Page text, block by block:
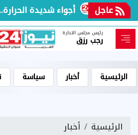
عاجل أجواء شديدة الحرارة..
رئيس مجلس الادارة
رجب رزق
الرئيسية أخبار سياسة
الرئيسية أخبار